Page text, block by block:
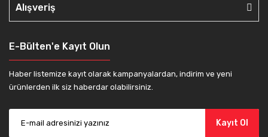
Alışveriş
E-Bülten'e Kayıt Olun
Haber listemize kayıt olarak kampanyalardan, indirim ve yeni
ürünlerden ilk siz haberdar olabilirsiniz.
Kayıt Ol